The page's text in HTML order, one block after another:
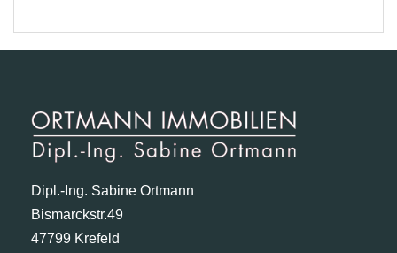
Dipl.-Ing. Sabine Ortmann
Bismarckstr.49
47799 Krefeld